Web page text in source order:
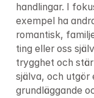
handlingar. I
exempel ha
romantisk,
ting eller oss
trygghet och
själva, och utgör
grundläggande